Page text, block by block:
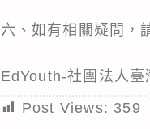
六、如有相關疑問，
EdYouth-社團法人臺
Post Views: 359